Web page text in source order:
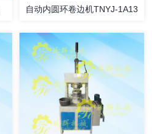
自动内圆环卷边机TNYJ-1A13